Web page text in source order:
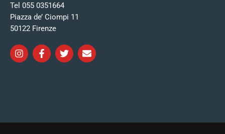
Tel 055 0351664
Piazza de’ Ciompi 11
50122 Firenze